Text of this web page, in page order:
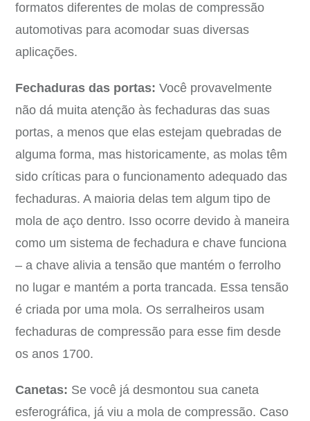
formatos diferentes de molas de compressão
automotivas para acomodar suas diversas
aplicações.
Fechaduras das portas: Você provavelmente
não dá muita atenção às fechaduras das suas
portas, a menos que elas estejam quebradas de
alguma forma, mas historicamente, as molas têm
sido críticas para o funcionamento adequado das
fechaduras. A maioria delas tem algum tipo de
mola de aço dentro. Isso ocorre devido à maneira
como um sistema de fechadura e chave funciona
– a chave alivia a tensão que mantém o ferrolho
no lugar e mantém a porta trancada. Essa tensão
é criada por uma mola. Os serralheiros usam
fechaduras de compressão para esse fim desde
os anos 1700.
Canetas: Se você já desmontou sua caneta
esferográfica, já viu a mola de compressão. Caso